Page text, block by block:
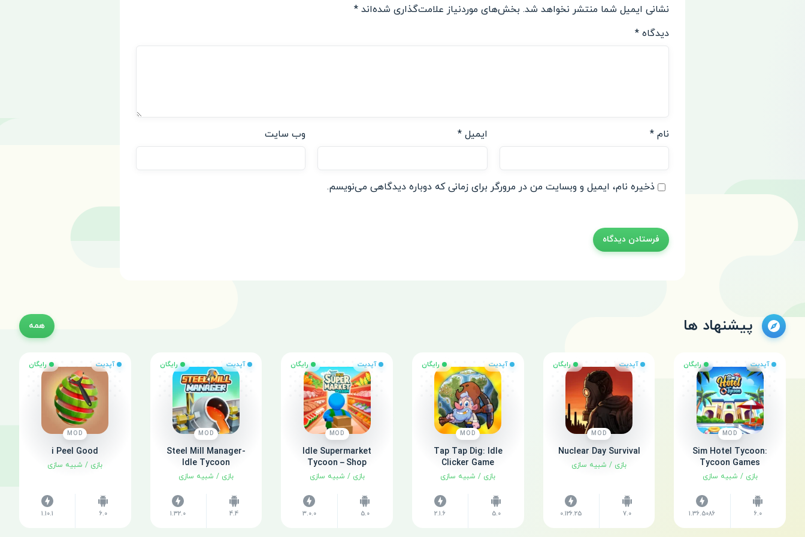
نشانی ایمیل شما منتشر نخواهد شد. بخش‌های موردنیاز علامت‌گذاری شده‌اند *
دیدگاه *
نام * ایمیل* وب‌ سایت
ذخیره نام، ایمیل و وبسایت من در مرورگر برای زمانی که دوباره دیدگاهی می‌نویسم.
پیشنهاد ها همه
آپدیت رایگان
MOD
Sim Hotel Tycoon:
Tycoon Games
بازی / شبیه سازی
6.0
1.36.5086
آپدیت رایگان
MOD
Nuclear Day Survival
بازی / شبیه سازی
7.0
0.126.25
آپدیت رایگان
MOD
Tap Tap Dig: Idle
Clicker Game
بازی / شبیه سازی
5.0
2.1.6
آپدیت رایگان
MOD
Idle Supermarket
Tycoon－Shop
بازی / شبیه سازی
5.0
3.0.0
آپدیت رایگان
MOD
Steel Mill Manager-
Idle Tycoon
بازی / شبیه سازی
4.4
1.32.0
آپدیت رایگان
MOD
i Peel Good
بازی / شبیه سازی
6.0
1.10.1